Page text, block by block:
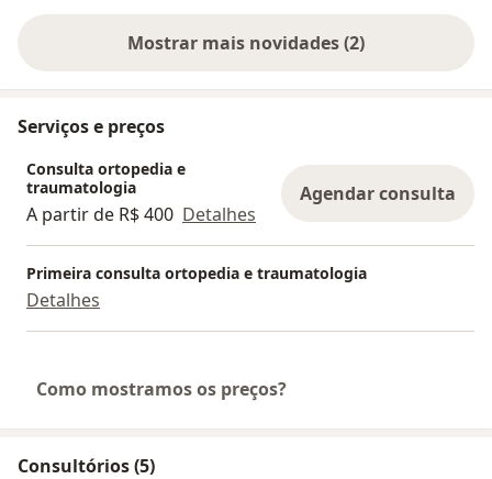
Mostrar mais novidades (2)
Serviços e preços
Consulta ortopedia e
traumatologia
A partir de R$ 400 Detalhes
Agendar consulta
Primeira consulta ortopedia e traumatologia
Detalhes
Como mostramos os preços?
Consultórios (5)